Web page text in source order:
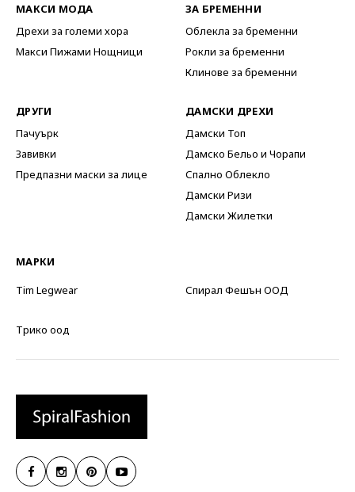
МАКСИ МОДА
Дрехи за големи хора
Макси Пижами Нощници
ЗА БРЕМЕННИ
Облекла за бременни
Рокли за бременни
Клинове за бременни
ДРУГИ
Пачуърк
Завивки
Предпазни маски за лице
ДАМСКИ ДРЕХИ
Дамски Топ
Дамско Бельо и Чорапи
Спално Облекло
Дамски Ризи
Дамски Жилетки
МАРКИ
Tim Legwear
Спирал Фешън ООД
Трико оод